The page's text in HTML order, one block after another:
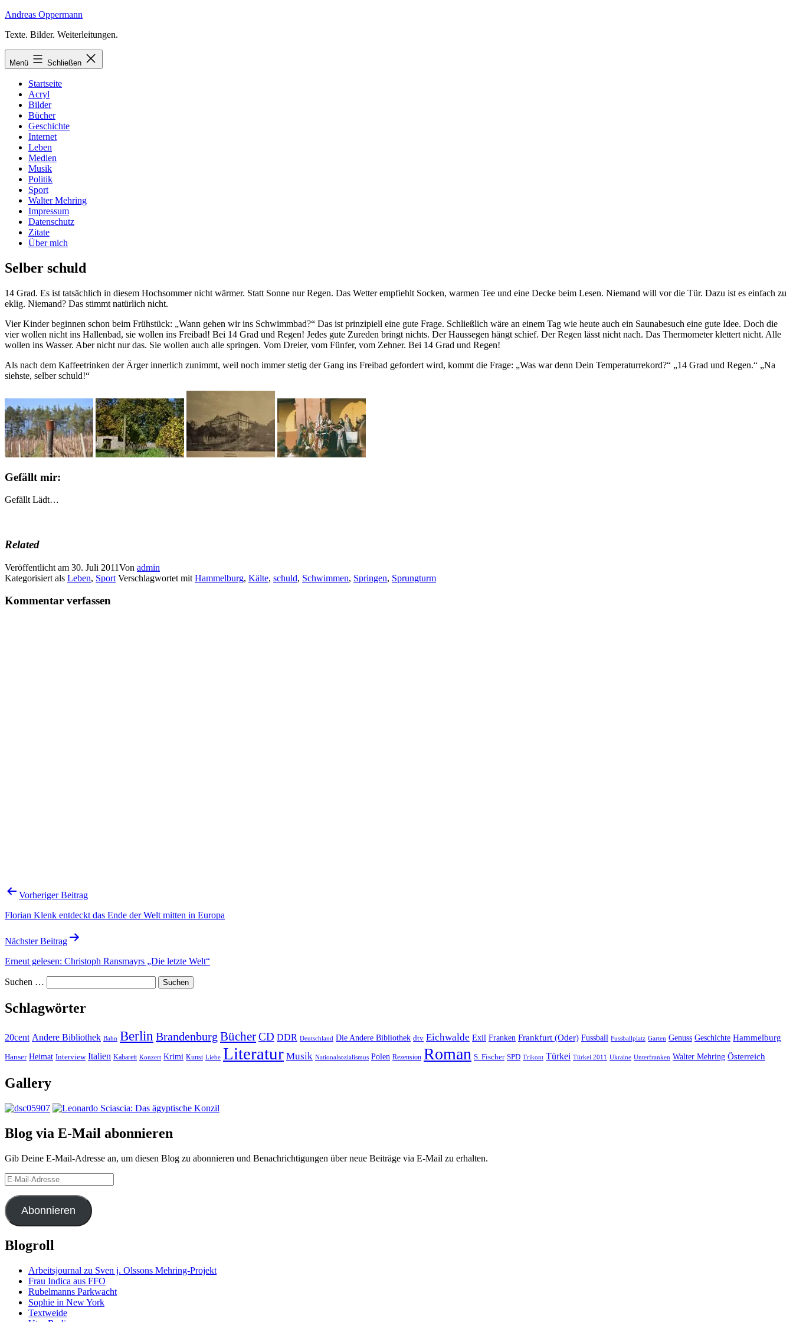
Zum
springen
Andreas Oppermann
Texte. Bilder. Weiterleitungen.
Menü Schließen
Startseite
Acryl
Bilder
Bücher
Geschichte
Internet
Leben
Medien
Musik
Politik
Sport
Walter Mehring
Impressum
Datenschutz
Zitate
Über mich
Selber schuld
14 Grad. Es ist tatsächlich in diesem Hochsommer nicht wärmer. Statt Sonne nur Regen. Das Wetter empfiehlt Socken, warmen Tee und eine Decke beim Lesen. Niemand will vor die Tür. Dazu ist es einfach zu
eklig. Niemand? Das stimmt natürlich nicht.
Vier Kinder beginnen schon beim Frühstück: „Wann gehen wir ins Schwimmbad?“ Das ist prinzipiell eine gute Frage. Schließlich wäre an einem Tag wie heute auch ein Saunabesuch eine gute Idee. Doch die
vier wollen nicht ins Hallenbad, sie wollen ins Freibad! Bei 14 Grad und Regen! Jedes gute Zureden bringt nichts. Der Haussegen hängt schief. Der Regen lässt nicht nach. Das Thermometer klettert nicht. Alle
wollen ins Wasser. Aber nicht nur das. Sie wollen auch alle springen. Vom Dreier, vom Fünfer, vom Zehner. Bei 14 Grad und Regen!
Als nach dem Kaffeetrinken der Ärger innerlich zunimmt, weil noch immer stetig der Gang ins Freibad gefordert wird, kommt die Frage: „Was war denn Dein Temperaturrekord?“ „14 Grad und Regen.“ „Na
siehste, selber schuld!“
Gefällt mir:
Gefällt Lädt…
Related
Veröffentlicht am 30. Juli 2011Von admin
Kategorisiert als Leben, Sport Verschlagwortet mit Hammelburg, Kälte, schuld, Schwimmen, Springen, Sprungturm
Kommentar verfassen
Beitragsnavigation
Vorheriger Beitrag
Florian Klenk entdeckt das Ende der Welt mitten in Europa
Nächster Beitrag
Erneut gelesen: Christoph Ransmayrs „Die letzte Welt“
Suchen …
Schlagwörter
20cent Andere Bibliothek Bahn Berlin Brandenburg BücherCD DDR Deutschland Die Andere Bibliothek dtv Eichwalde Exil Franken Frankfurt (Oder) Fussball Fussballplatz Garten Genuss Geschichte Hammelburg
Hanser Heimat Interview Italien Kabarett Konzert Krimi Kunst Liebe Literatur Musik Nationalsozialismus Polen Rezension Roman S. Fischer SPD Trikont Türkei Türkei 2011 Ukraine Unterfranken Walter Mehring Österreich
Gallery
Blog via E-Mail abonnieren
Gib Deine E-Mail-Adresse an, um diesen Blog zu abonnieren und Benachrichtigungen über neue Beiträge via E-Mail zu erhalten.
E-
Mail-
Adresse
Abonnieren
Blogroll
Arbeitsjournal zu Sven j. Olssons Mehring-Projekt
Frau Indica aus FFO
Rubelmanns Parkwacht
Sophie in New York
Textweide